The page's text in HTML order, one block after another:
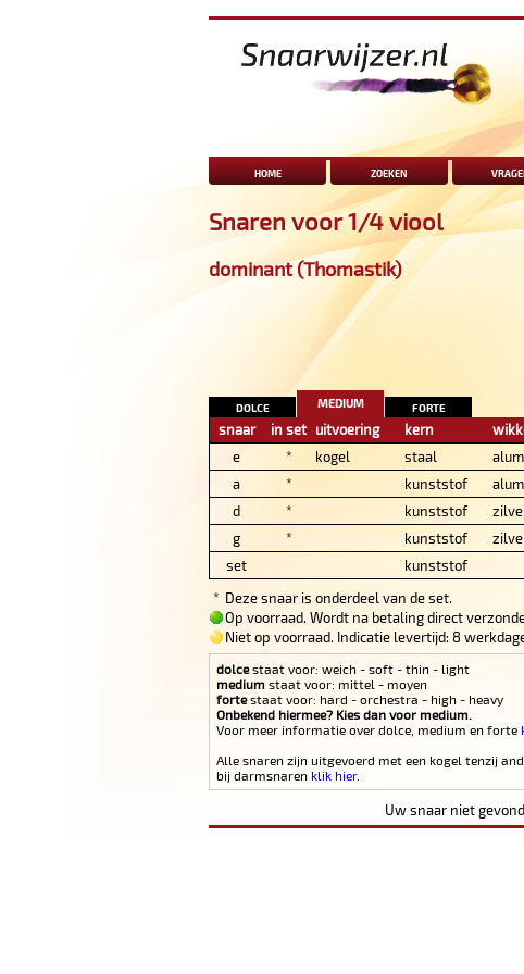
home zoeken
Snaren voor 1/4 viool
dominant (Thomastik)
dolce medium forte
snaar in set uitvoering kern
e
* kogel staal
a
* kunststof
d
* kunststof
g
* kunststof
set
kunststof
* Deze snaar is onderdeel van de set.
Op voorraad. Wordt na betaling direct
Niet op voorraad. Indicatie levertijd: 8
dolcestaat voor: weich - soft - thin - light
medium staat voor: mittel - moyen
fortestaat voor: hard - orchestra - high - heavy
Onbekend hiermee? Kies dan voor medium.
Voor meer informatie over dolce, medium en forte
Alle snaren zijn uitgevoerd met een kogel tenzij
bij darmsnaren klik hier.
Uw snaar niet